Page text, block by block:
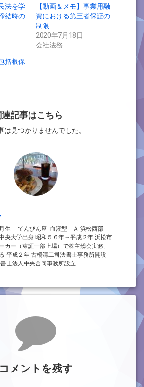
法を学
結時の
【動画＆メモ】事業用融
資における第三者保証の
制限
2020年7月18日
会社法務
括根保
記事はこちら
は見つかりませんでした。
月生 てんびん座 血液型 Ａ 浜松西部
央大学出身 昭和５６年～平成２年 浜松市
カー（東証一部上場）で株主総会実務、
平成２年 古橋清二司法書士事務所開設
士法人中央合同事務所設立
コメントを残す